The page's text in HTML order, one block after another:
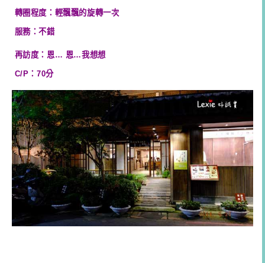
轉圈程度：輕飄飄的旋轉一次
服務：不錯
再訪度：恩… 恩…我想想
C/P：70分